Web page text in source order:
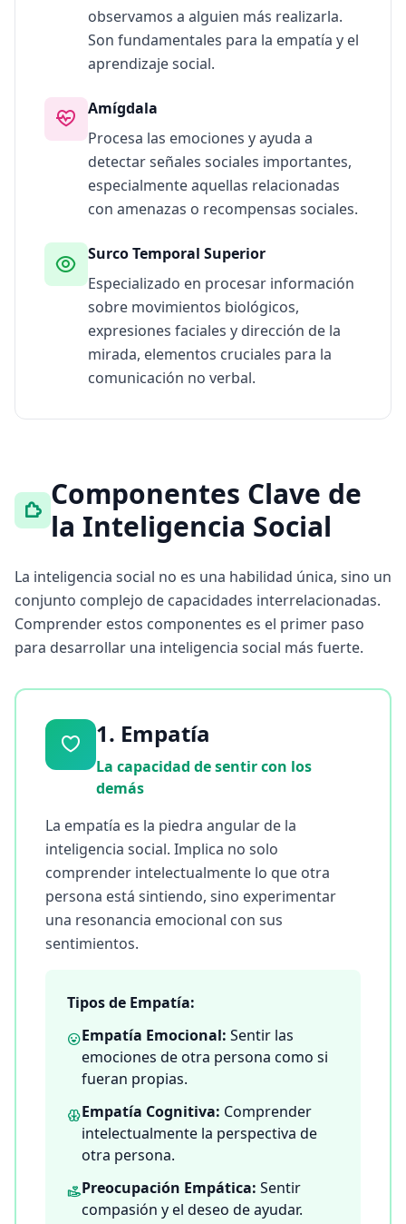
a
D
e
o
e
j
o
a
M
e
j
o
r
u
c
a
p
a
e
s
c
e
a
e
n
t
o
observamos a alguien más realizarla.
Son fundamentales para la empatía y el
aprendizaje social.
Amígdala
Procesa las emociones y ayuda a
detectar señales sociales importantes,
especialmente aquellas relacionadas
con amenazas o recompensas sociales.
Surco Temporal Superior
Especializado en procesar información
sobre movimientos biológicos,
expresiones faciales y dirección de la
mirada, elementos cruciales para la
comunicación no verbal.
Componentes Clave de
la Inteligencia Social
La inteligencia social no es una habilidad única, sino un
conjunto complejo de capacidades interrelacionadas.
Comprender estos componentes es el primer paso
para desarrollar una inteligencia social más fuerte.
1. Empatía
La capacidad de sentir con los
demás
La empatía es la piedra angular de la
inteligencia social. Implica no solo
comprender intelectualmente lo que otra
persona está sintiendo, sino experimentar
una resonancia emocional con sus
sentimientos.
Tipos de Empatía:
Empatía Emocional: Sentir las
emociones de otra persona como si
fueran propias.
Empatía Cognitiva: Comprender
intelectualmente la perspectiva de
otra persona.
Preocupación Empática: Sentir
compasión y el deseo de ayudar.